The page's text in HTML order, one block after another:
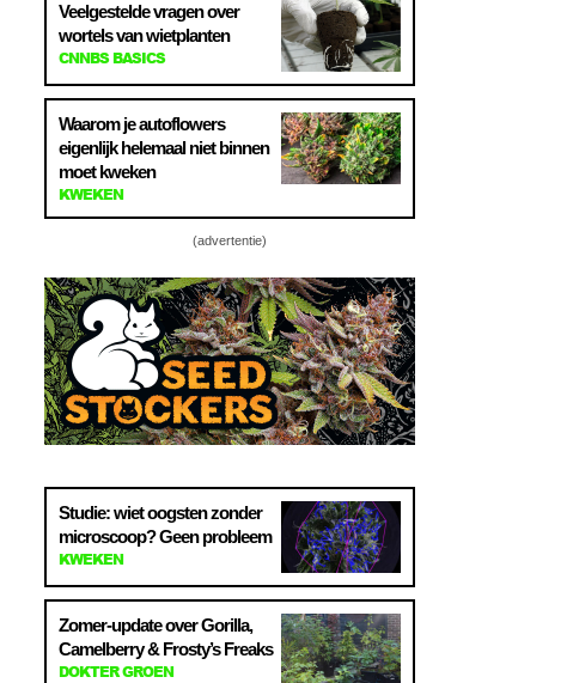
Veelgestelde vragen over
wortels van wietplanten
CNNBS BASICS
Waarom je autoflowers
eigenlijk helemaal niet binnen
moet kweken
KWEKEN
(advertentie)
Studie: wiet oogsten zonder
microscoop? Geen probleem
KWEKEN
Zomer-update over Gorilla,
Camelberry & Frosty’s Freaks
DOKTER GROEN